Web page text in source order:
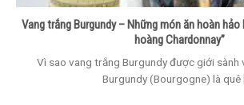
Vang trắng Burgundy – Những món ăn hoàn
hoàng Chardonnay”
Vì sao vang trắng Burgundy được giới sành
Burgundy (Bourgogne) là quê